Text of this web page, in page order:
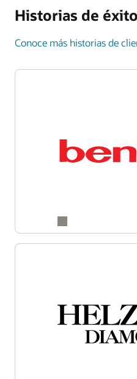
Historias de
Conoce más historias de